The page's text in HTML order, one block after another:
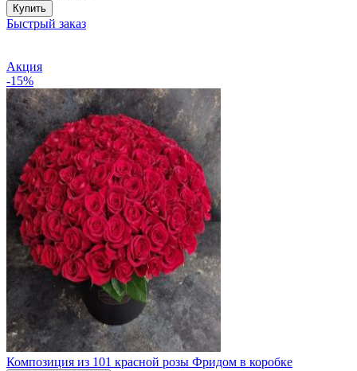
Купить
Быстрый заказ
Акция
-15%
Композиция из 101 красной розы Фридом в коробке